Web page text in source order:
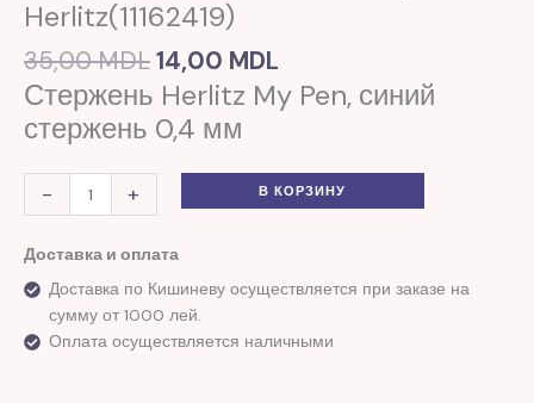
Herlitz(11162419)
35,00MDL14,00 MDL
Стержень Herlitz My Pen, синий
стержень 0,4 мм
-
шт.
Pen
Herlitz(11162419)
+ В КОРЗИНУ
Доставка и оплата
Доставка по Кишиневу осуществляется при заказе на
сумму от 1000 лей.
Оплата осуществляется наличными